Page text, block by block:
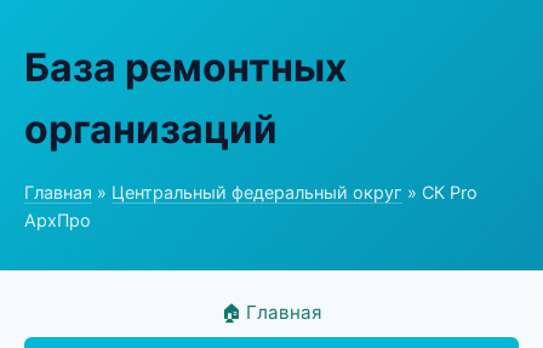
База ремонтных
организаций
Главная » Центральный федеральный округ » СК Pro
АрхПро
🏠 Главная